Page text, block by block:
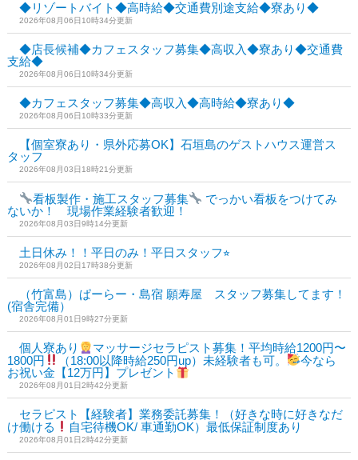
◆リゾートバイト◆高時給◆交通費別途支給◆寮あり◆
2026年08月06日10時34分更新
◆店長候補◆カフェスタッフ募集◆高収入◆寮あり◆交通費
支給◆
2026年08月06日10時34分更新
◆カフェスタッフ募集◆高収入◆高時給◆寮あり◆
2026年08月06日10時33分更新
【個室寮あり・県外応募OK】石垣島のゲストハウス運営ス
タッフ
2026年08月03日18時21分更新
看板製作・施工スタッフ募集
でっかい看板をつけてみ
ないか！ 現場作業経験者歓迎！
2026年08月03日9時14分更新
土日休み！！平日のみ！平日スタッフ⭐︎
2026年08月02日17時38分更新
（竹富島）ぱーらー・島宿 願寿屋 スタッフ募集してます！
(宿舎完備）
2026年08月01日9時27分更新
個人寮あり
マッサージセラピスト募集！平均時給1200円〜
1800円
（18:00以降時給250円up）未経験者も可。
今なら
お祝い金【12万円】プレゼント
2026年08月01日2時42分更新
セラピスト【経験者】業務委託募集！（好きな時に好きなだ
け働ける
自宅待機OK/ 車通勤OK）最低保証制度あり
2026年08月01日2時42分更新